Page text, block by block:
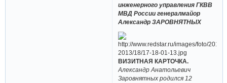
инженерного управления ГКВВ
МВД России генерал­майор
Александр ЗАРОВНЯТНЫХ
ВИЗИТНАЯ КАРТОЧКА.
Александр Анатольевич
Заровнятных родился 12